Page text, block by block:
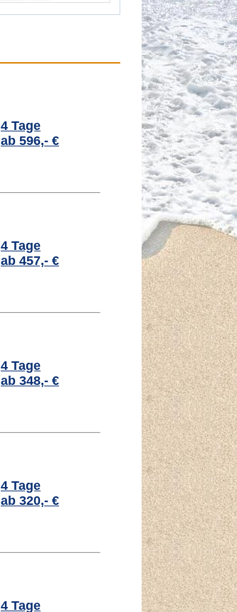
4 Tage
ab 596,- €
4 Tage
ab 457,- €
4 Tage
ab 348,- €
4 Tage
ab 320,- €
4 Tage